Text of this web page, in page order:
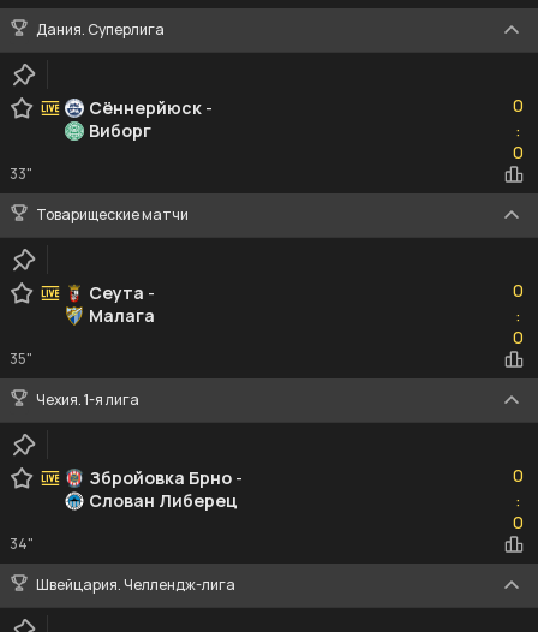
Дания. Суперлига
Сённерйюск -
Виборг
0
:0
0
33"
Товарищеские матчи
Сеута -
Малага
0
:0
0
35"
Чехия. 1-я лига
Збройовка Брно -
Слован Либерец
0
:0
0
34"
Швейцария. Челлендж-лига